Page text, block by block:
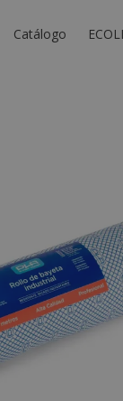
Catálogo